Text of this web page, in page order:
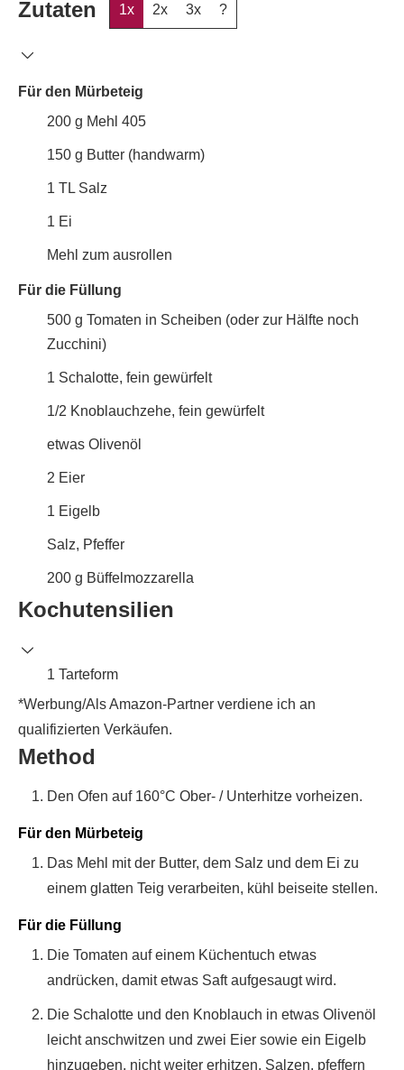
Zutaten 1x 2x 3x ?
Für den Mürbeteig
200 g Mehl 405
150 g Butter (handwarm)
1 TL Salz
1 Ei
Mehl zum ausrollen
Für die Füllung
500 g Tomaten in Scheiben (oder zur Hälfte noch
Zucchini)
1 Schalotte, fein gewürfelt
1/2 Knoblauchzehe, fein gewürfelt
etwas Olivenöl
2 Eier
1 Eigelb
Salz, Pfeffer
200 g Büffelmozzarella
Kochutensilien
1 Tarteform
*Werbung/Als Amazon-Partner verdiene ich an
qualifizierten Verkäufen.
Method
Den Ofen auf 160°C Ober- / Unterhitze vorheizen.
Für den Mürbeteig
Das Mehl mit der Butter, dem Salz und dem Ei zu
einem glatten Teig verarbeiten, kühl beiseite stellen.
Für die Füllung
Die Tomaten auf einem Küchentuch etwas
andrücken, damit etwas Saft aufgesaugt wird.
Die Schalotte und den Knoblauch in etwas Olivenöl
leicht anschwitzen und zwei Eier sowie ein Eigelb
hinzugeben, nicht weiter erhitzen. Salzen, pfeffern